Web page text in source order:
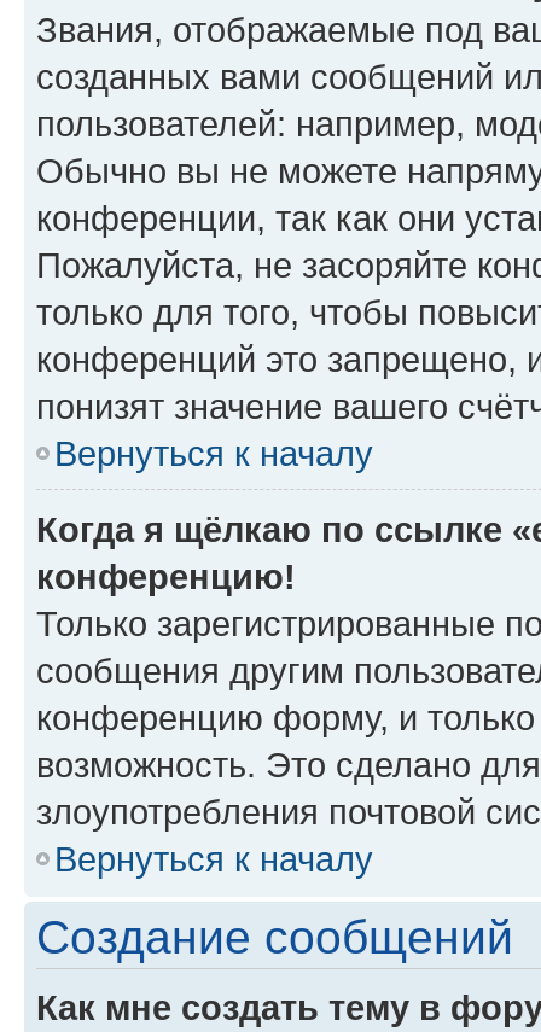
Звания, отображаемые под
созданных вами сообщений
пользователей: например,
Обычно вы не можете
конференции, так как они
Пожалуйста, не засоряйте
только для того, чтобы
конференций это запрещено,
понизят значение вашего
Вернуться к началу
Когда я щёлкаю по ссылке
конференцию!
Только зарегистрированные
сообщения другим
конференцию форму, и
возможность. Это сделано
злоупотребления почтовой
Вернуться к началу
Создание сообщений
Как мне создать тему в